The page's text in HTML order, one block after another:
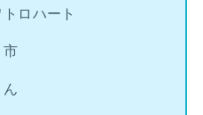
ロハート
市